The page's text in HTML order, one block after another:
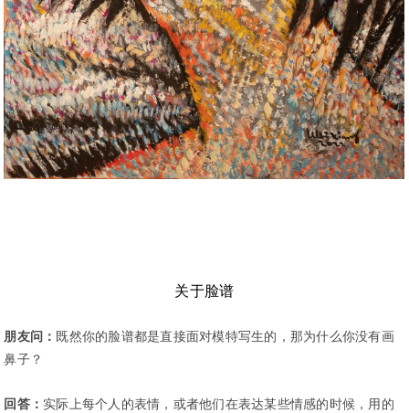
关于脸谱
朋友问： 既然你的脸谱都是直接面对模特写生的，那为什么你没有画
鼻子？
​回答： 实际上每个人的表情，或者他们在表达某些情感的时候，用的